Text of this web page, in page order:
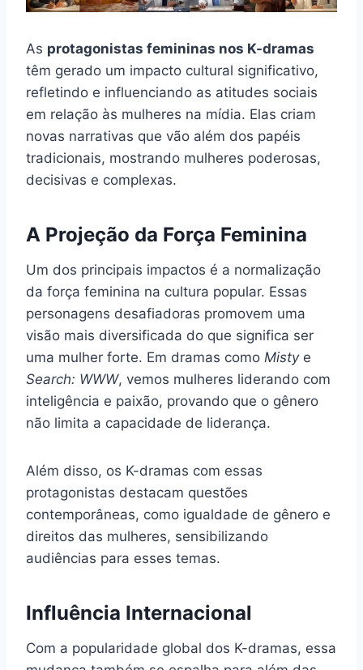
As protagonistas femininas nos K-dramas
têm gerado um impacto cultural significativo,
refletindo e influenciando as atitudes sociais
em relação às mulheres na mídia. Elas criam
novas narrativas que vão além dos papéis
tradicionais, mostrando mulheres poderosas,
decisivas e complexas.
A Projeção da Força Feminina
Um dos principais impactos é a normalização
da força feminina na cultura popular. Essas
personagens desafiadoras promovem uma
visão mais diversificada do que significa ser
uma mulher forte. Em dramas como Mistye
Search: WWW, vemos mulheres liderando com
inteligência e paixão, provando que o gênero
não limita a capacidade de liderança.
Além disso, os K-dramas com essas
protagonistas destacam questões
contemporâneas, como igualdade de gênero e
direitos das mulheres, sensibilizando
audiências para esses temas.
Influência Internacional
Com a popularidade global dos K-dramas, essa